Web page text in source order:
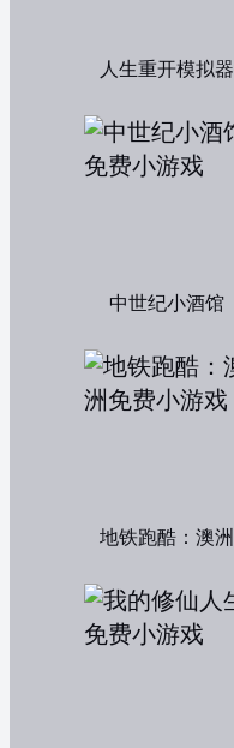
人生重开模拟器
中世纪小酒馆
地铁跑酷：澳洲